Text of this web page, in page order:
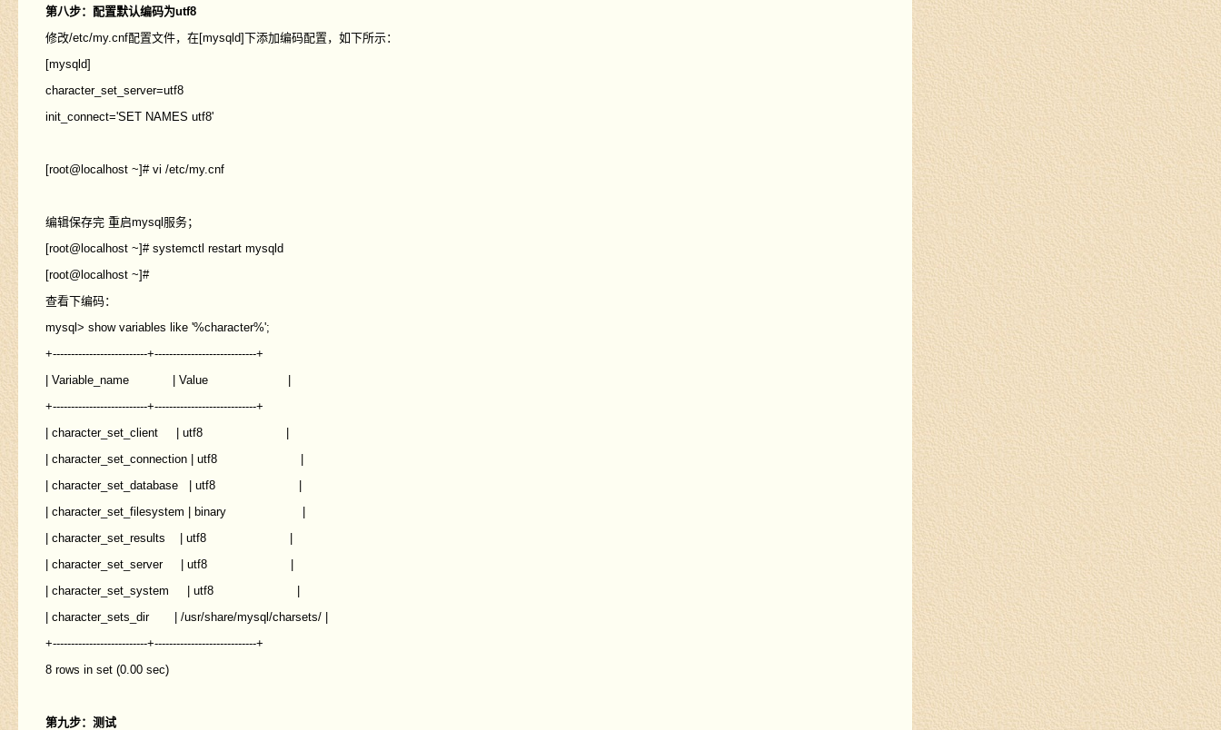
第八步：配置默认编码为utf8
修改/etc/my.cnf配置文件，在[mysqld]下添加编码配置，如下所示：
[mysqld]
character_set_server=utf8
init_connect='SET NAMES utf8'
[root@localhost ~]# vi /etc/my.cnf
编辑保存完 重启mysql服务；
[root@localhost ~]# systemctl restart mysqld
[root@localhost ~]#
查看下编码：
mysql> show variables like '%character%';
+--------------------------+----------------------------+
| Variable_name | Value |
+--------------------------+----------------------------+
| character_set_client | utf8 |
| character_set_connection | utf8 |
| character_set_database | utf8 |
| character_set_filesystem | binary |
| character_set_results | utf8 |
| character_set_server | utf8 |
| character_set_system | utf8 |
| character_sets_dir | /usr/share/mysql/charsets/ |
+--------------------------+----------------------------+
8 rows in set (0.00 sec)
第九步：测试